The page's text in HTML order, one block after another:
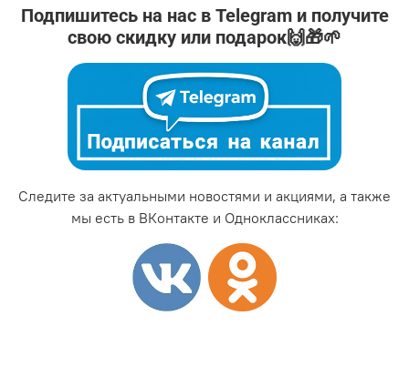
Подпишитесь на нас в Telegram и получите
свою скидку или подарок🙌🎁🌱
Следите за актуальными новостями и акциями, а также
мы есть в ВКонтакте и Одноклассниках: